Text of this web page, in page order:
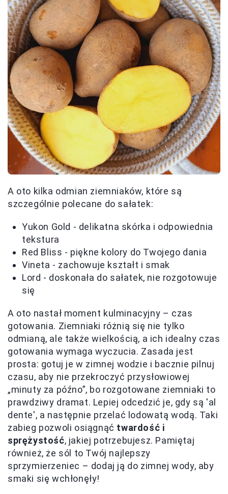
A oto kilka odmian ziemniaków, które są
szczególnie polecane do sałatek:
Yukon Gold - delikatna skórka i odpowiednia
tekstura
Red Bliss - piękne kolory do Twojego dania
Vineta - zachowuje kształt i smak
Lord - doskonała do sałatek, nie rozgotowuje
się
A oto nastał moment kulminacyjny – czas
gotowania. Ziemniaki różnią się nie tylko
odmianą, ale także wielkością, a ich idealny czas
gotowania wymaga wyczucia. Zasada jest
prosta: gotuj je w zimnej wodzie i bacznie pilnuj
czasu, aby nie przekroczyć przysłowiowej
„minuty za późno”, bo rozgotowane ziemniaki to
prawdziwy dramat. Lepiej odcedzić je, gdy są 'al
dente', a następnie przelać lodowatą wodą. Taki
zabieg pozwoli osiągnąć twardość i
sprężystość, jakiej potrzebujesz. Pamiętaj
również, że sól to Twój najlepszy
sprzymierzeniec – dodaj ją do zimnej wody, aby
smaki się wchłonęły!